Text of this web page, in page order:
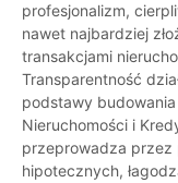
profesjonalizm,
nawet najbardziej
transakcjami
Transparentność
podstawy
Nieruchomości i
przeprowadza przez
hipotecznych,